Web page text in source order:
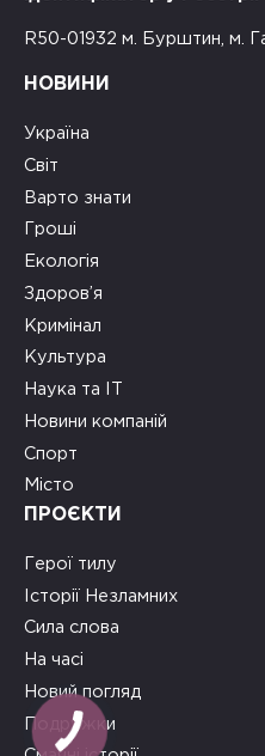
R50-01932 м. Бурштин, м.
НОВИНИ
Україна
Світ
Варто знати
Гроші
Екологія
Здоров’я
Кримінал
Культура
Наука та ІТ
Новини компаній
Спорт
Місто
ПРОЄКТИ
Герої тилу
Історії Незламних
Сила слова
На часі
Новий погляд
Подружки